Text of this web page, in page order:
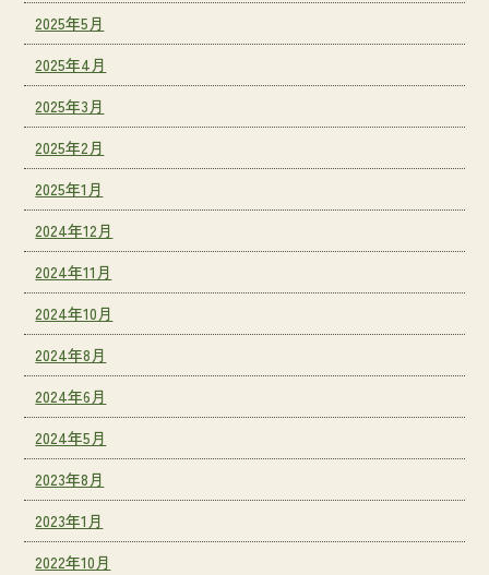
2025年5月
2025年4月
2025年3月
2025年2月
2025年1月
2024年12月
2024年11月
2024年10月
2024年8月
2024年6月
2024年5月
2023年8月
2023年1月
2022年10月